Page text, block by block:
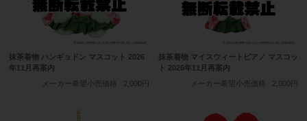
抹茶着物 ハンギョドン マスコット 2026
年11月再案内
メーカー希望小売価格
2,000円
抹茶着物 マイスウィートピアノ マスコッ
ト 2026年11月再案内
メーカー希望小売価格
2,000円